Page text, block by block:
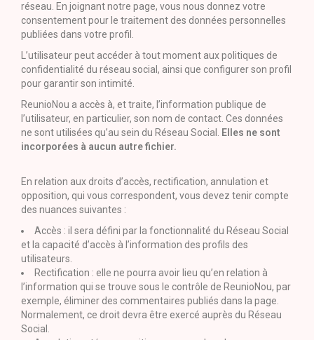
réseau. En joignant notre page, vous nous donnez votre
consentement pour le traitement des données personnelles
publiées dans votre profil.
L’utilisateur peut accéder à tout moment aux politiques de
confidentialité du réseau social, ainsi que configurer son profil
pour garantir son intimité.
ReunioNou a accès à, et traite, l’information publique de
l’utilisateur, en particulier, son nom de contact. Ces données
ne sont utilisées qu’au sein du Réseau Social.
Elles ne sont
incorporées à aucun autre fichier.
En relation aux droits d’accès, rectification, annulation et
opposition, qui vous correspondent, vous devez tenir compte
des nuances suivantes :
Accès : il sera défini par la fonctionnalité du Réseau Social
et la capacité d’accès à l’information des profils des
utilisateurs.
Rectification : elle ne pourra avoir lieu qu’en relation à
l’information qui se trouve sous le contrôle de ReunioNou, par
exemple, éliminer des commentaires publiés dans la page.
Normalement, ce droit devra être exercé auprès du Réseau
Social.